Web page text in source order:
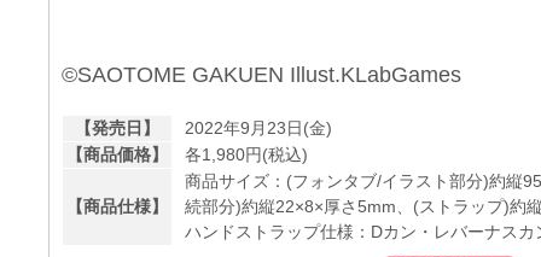
©SAOTOME GAKUEN Illust.KLabGames
【発売日】
2022年9月23日(金)
【商品価格】
各1,980円(税込)
【商品仕様】
商品サイズ：(フォンタブ/イラスト部分)約縦
続部分)約縦22×8×厚さ5mm、(ストラップ)約
ハンドストラップ仕様：Dカン・レバーナスカ